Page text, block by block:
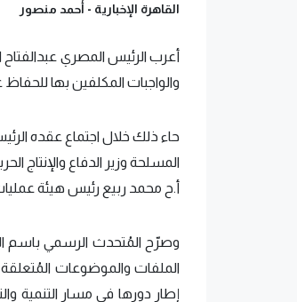
القاهرة الإخبارية - أحمد منصور
أعرب الرئيس المصري
والواجبات المكلفين بها
حاء ذلك خلال اجتماع عقده
المسلحة وزير الدفاع والإنتاج
أ.ح محمد ربيع رئيس هيئة
وصرّح المُتحدث الرسمي باسم
الملفات والموضوعات
إطار دورها في مسارٍ التنمية